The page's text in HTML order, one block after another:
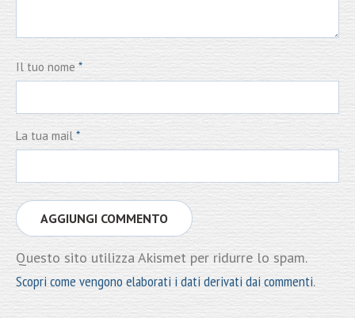
Il tuo nome *
La tua mail *
Questo sito utilizza Akismet per ridurre lo spam.
Scopri come vengono elaborati i dati derivati dai commenti.